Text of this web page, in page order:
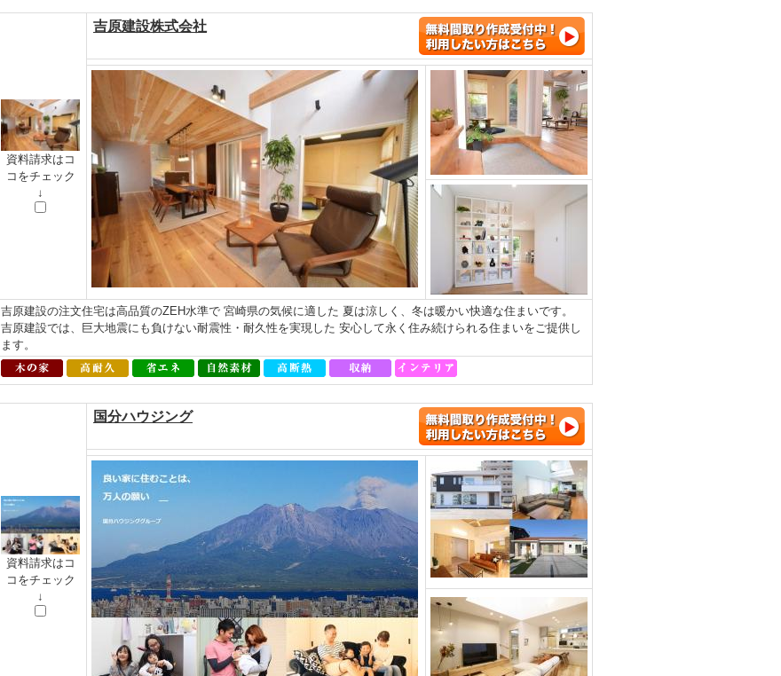
資料請求はコ
コをチェック
↓
吉原建設株式会社
吉原建設の注文住宅は高品質のZEH水準で 宮崎県の気候に適した 夏は涼しく、冬は暖かい快適な住まいです。
吉原建設では、巨大地震にも負けない耐震性・耐久性を実現した 安心して永く住み続けられる住まいをご提供し
ます。
資料請求はコ
コをチェック
↓
国分ハウジング